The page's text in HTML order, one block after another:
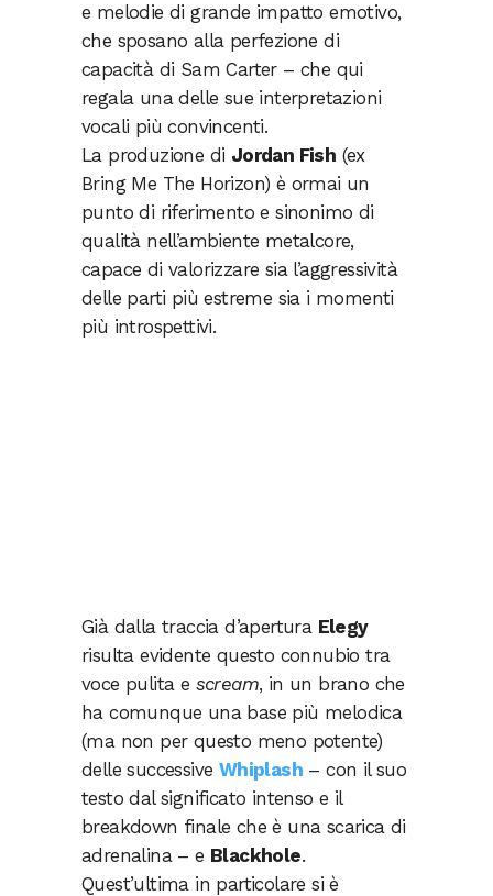
e melodie di grande impatto emotivo,
che sposano alla perfezione di
capacità di Sam Carter – che qui
regala una delle sue interpretazioni
vocali più convincenti.
La produzione di Jordan Fish (ex
Bring Me The Horizon) è ormai un
punto di riferimento e sinonimo di
qualità nell’ambiente metalcore,
capace di valorizzare sia l’aggressività
delle parti più estreme sia i momenti
più introspettivi.
Già dalla traccia d’apertura Elegy
risulta evidente questo connubio tra
voce pulita e scream, in un brano che
ha comunque una base più melodica
(ma non per questo meno potente)
delle successive Whiplash – con il suo
testo dal significato intenso e il
breakdown finale che è una scarica di
adrenalina – e Blackhole.
Quest’ultima in particolare si è